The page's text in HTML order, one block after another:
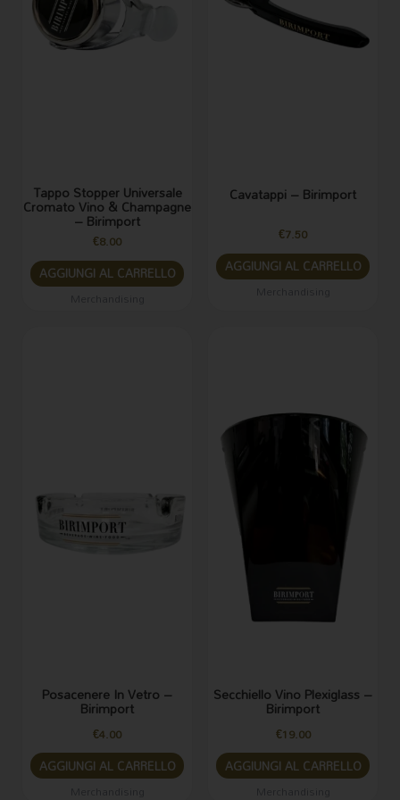
Tappo Stopper Universale
Cromato Vino & Champagne
– Birimport
€8.00
AGGIUNGI AL CARRELLO
Cavatappi – Birimport
€7.50
AGGIUNGI AL CARRELLO
Posacenere In Vetro –
Birimport
€4.00
AGGIUNGI AL CARRELLO
Secchiello Vino Plexiglass –
Birimport
€19.00
AGGIUNGI AL CARRELLO